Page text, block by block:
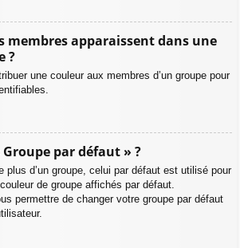
membres apparaissent dans une
?
une couleur aux membres d’un groupe pour
Groupe par défaut » ?
plus d’un groupe, celui par défaut est utilisé pour
de groupe affichés par défaut.
permettre de changer votre groupe par défaut